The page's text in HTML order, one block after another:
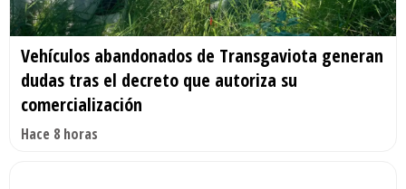
Vehículos abandonados de Transgaviota generan
dudas tras el decreto que autoriza su
comercialización
Hace 8 horas